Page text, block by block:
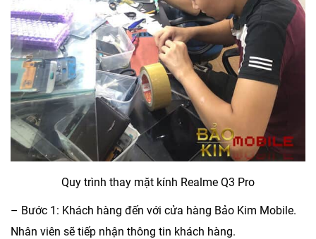
Quy trình thay mặt kính Realme Q3 Pro
– Bước 1: Khách hàng đến với cửa hàng Bảo Kim Mobile.
Nhân viên sẽ tiếp nhận thông tin khách hàng.